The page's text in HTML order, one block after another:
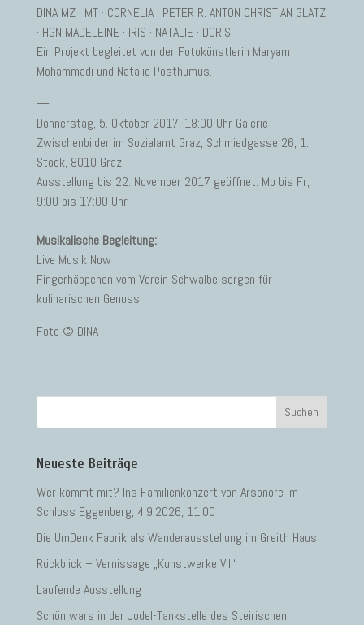
DINA MZ · MT · CORNELIA · PETER R. ANTON CHRISTIAN GLATZ
· HGN MADELEINE · IRIS · NATALIE · DORIS
Ein Projekt begleitet von der Fotokünstlerin Maryam
Mohammadi und Natalie Posthumus.
—
Donnerstag, 5. Oktober 2017, 18:00 Uhr Galerie
Zwischenbilder im Sozialamt Graz, Schmiedgasse 26, 1.
Stock, 8010 Graz
Ausstellung bis 22. November 2017 geöffnet: Mo bis Fr,
9:00 bis 17:00 Uhr
Musikalische Begleitung:
Live Musik Now
Fingerhäppchen vom Verein Schwalbe sorgen für
kulinarischen Genuss!
Foto © DINA
Neueste Beiträge
Wer kommt mit? Ins Familienkonzert von Arsonore im
Schloss Eggenberg, 4.9.2026, 11:00
Die UmDenk Fabrik als Wanderausstellung im Greith Haus
Rückblick – Vernissage „Kunstwerke VIII“
Laufende Ausstellung
Schön wars in der Jodel-Tankstelle des Steirischen